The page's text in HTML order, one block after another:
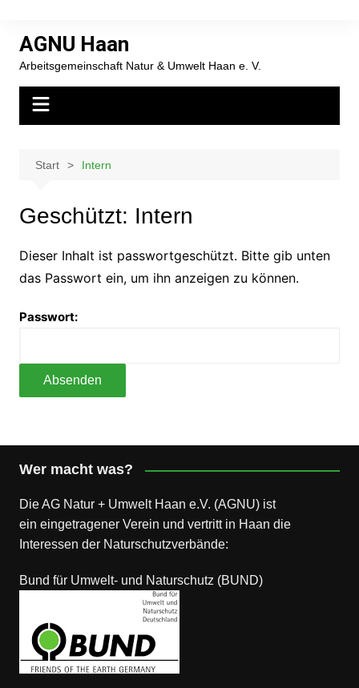
springen
AGNU Haan
Arbeitsgemeinschaft Natur & Umwelt Haan e. V.
Start Intern
Geschützt: Intern
Dieser Inhalt ist passwortgeschützt. Bitte gib unten
das Passwort ein, um ihn anzeigen zu können.
Passwort:
Wer macht was?
Die AG Natur + Umwelt Haan e.V. (AGNU) ist
ein eingetragener Verein und vertritt in Haan die
Interessen der Naturschutzverbände:
Bund für Umwelt- und Naturschutz (BUND)